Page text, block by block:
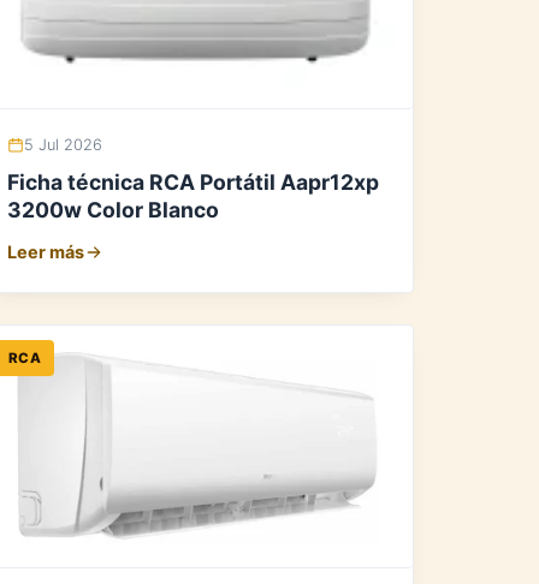
5 Jul 2026
Ficha técnica RCA Portátil Aapr12xp
3200w Color Blanco
Leer más
RCA